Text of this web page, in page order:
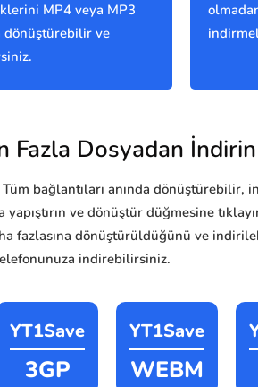
MP4 veya MP3
dönüştürebilir ve
Fazla Dosyadan İndirin
Tüm bağlantıları anında
ve dönüştür düğmesine
fazlasına dönüştürüldüğünü ve
indirebilirsiniz.
YT1Save
3GP
YT1Save
WEBM